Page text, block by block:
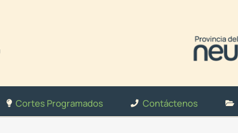
Cortes Programados Contáctenos